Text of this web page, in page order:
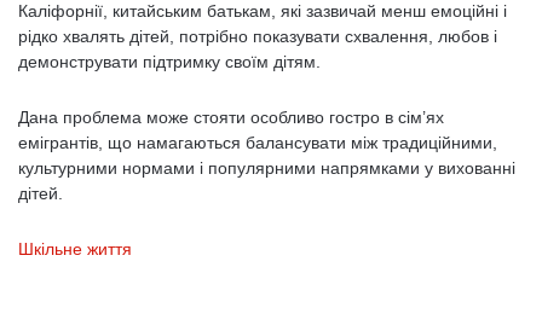
Каліфорнії, китайським батькам, які зазвичай менш емоційні і
рідко хвалять дітей, потрібно показувати схвалення, любов і
демонструвати підтримку своїм дітям.
Дана проблема може стояти особливо гостро в сім’ях
емігрантів, що намагаються балансувати між традиційними,
культурними нормами і популярними напрямками у вихованні
дітей.
Шкільне життя